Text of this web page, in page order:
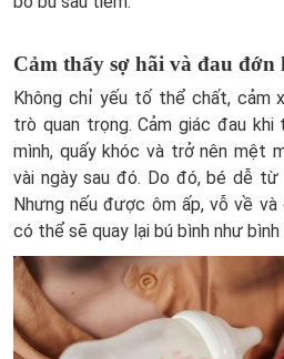
Cảm thấy sợ hãi và đau đớn
Không chỉ yếu tố thể chất, cảm
trò quan trọng. Cảm giác đau
mình, quấy khóc và trở nên mệt
vài ngày sau đó. Do đó, bé dễ từ
Nhưng nếu được ôm ấp, vỗ về
có thể sẽ quay lại bú bình như